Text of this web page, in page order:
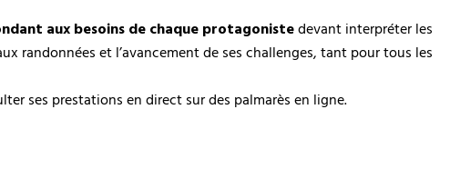
aux besoins de chaque protagonistedevant interpréter les
randonnées et l’avancement de ses challenges, tant pour tous les
ses prestations en direct sur des palmarès en ligne.